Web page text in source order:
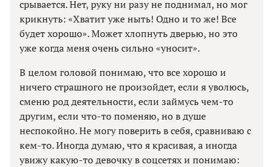
срывается. Нет, руку ни разу не поднимал, но мог
крикнуть: «Хватит уже ныть! Одно и то же! Все
будет хорошо». Может хлопнуть дверью, но это
уже когда меня очень сильно «уносит».
В целом головой понимаю, что все хорошо и
ничего страшного не произойдет, если я уволюсь,
сменю род деятельности, если займусь чем-то
другим, если что-то поменяю, но в душе
неспокойно. Не могу поверить в себя, сравниваю с
кем-то. Иногда думаю, что я красивая, а иногда
увижу какую-то девочку в соцсетях и понимаю: